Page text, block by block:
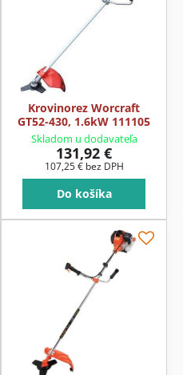
Krovinorez Worcraft
GT52-430, 1.6kW 111105
Skladom u dodavateľa
131,92 €
107,25 € bez DPH
Do košíka